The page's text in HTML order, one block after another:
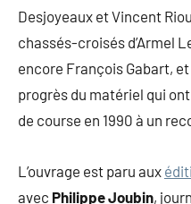
Desjoyeaux et Vincent
chassés-croisés d’Armel
encore François Gabart,
progrès du matériel qui
de course en 1990 à un
L’ouvrage est paru aux
avec Philippe Joubin,